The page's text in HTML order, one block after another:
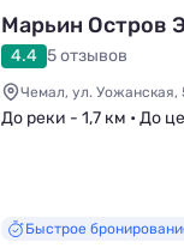
Марьин Остров
4.4 5 отзывов
Чемал, ул. Уожанская,
До реки - 1,7 км • До
Быстрое